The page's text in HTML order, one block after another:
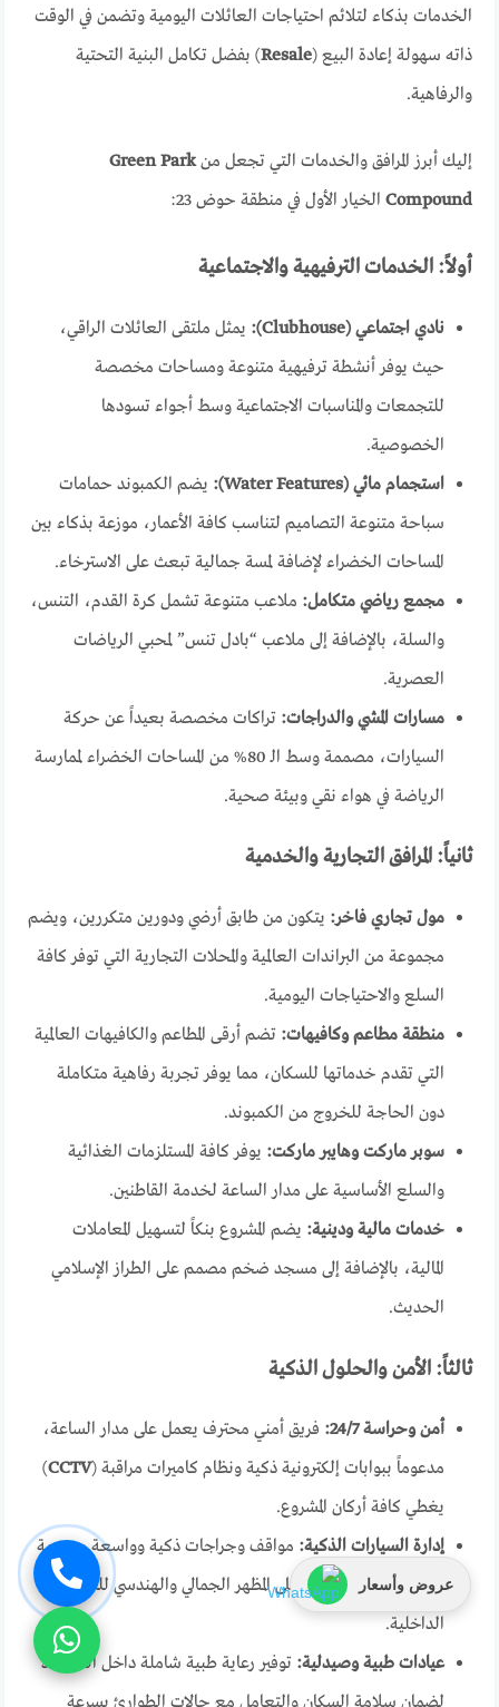
الخدمات بذكاء لتلائم احتياجات العائلات اليومية وتضمن في الوقت
ذاته سهولة إعادة البيع (Resale) بفضل تكامل البنية التحتية
والرفاهية.
إليك أبرز المرافق والخدمات التي تجعل منGreen Park
Compound الخيار الأول في منطقة حوض 23:
أولاً: الخدمات الترفيهية والاجتماعية
نادي اجتماعي (Clubhouse):
يمثل ملتقى العائلات الراقي،
حيث يوفر أنشطة ترفيهية متنوعة ومساحات مخصصة
للتجمعات والمناسبات الاجتماعية وسط أجواء تسودها
الخصوصية.
استجمام مائي (Water Features):
يضم الكمبوند حمامات
سباحة متنوعة التصاميم لتناسب كافة الأعمار، موزعة بذكاء بين
المساحات الخضراء لإضافة لمسة جمالية تبعث على الاسترخاء.
مجمع رياضي متكامل: ملاعب متنوعة تشمل كرة القدم، التنس،
والسلة، بالإضافة إلى ملاعب “بادل تنس” لمحبي الرياضات
العصرية.
مسارات المشي والدراجات: تراكات مخصصة بعيداً عن حركة
السيارات، مصممة وسط الـ 80% من المساحات الخضراء لممارسة
الرياضة في هواء نقي وبيئة صحية.
ثانياً: المرافق التجارية والخدمية
مول تجاري فاخر: يتكون من طابق أرضي ودورين متكررين، ويضم
مجموعة من البراندات العالمية والمحلات التجارية التي توفر كافة
السلع والاحتياجات اليومية.
منطقة مطاعم وكافيهات: تضم أرقى المطاعم والكافيهات العالمية
التي تقدم خدماتها للسكان، مما يوفر تجربة رفاهية متكاملة
دون الحاجة للخروج من الكمبوند.
سوبر ماركت وهايبر ماركت: يوفر كافة المستلزمات الغذائية
والسلع الأساسية على مدار الساعة لخدمة القاطنين.
خدمات مالية ودينية: يضم المشروع بنكاً لتسهيل المعاملات
المالية، بالإضافة إلى مسجد ضخم مصمم على الطراز الإسلامي
الحديث.
ثالثاً: الأمن والحلول الذكية
أمن وحراسة 24/7:
فريق أمني محترف يعمل على مدار الساعة،
مدعوماً ببوابات إلكترونية ذكية ونظام كاميرات مراقبة (CCTV
)
يغطي كافة أركان المشروع.
إدارة السيارات الذكية: مواقف وجراجات ذكية وواسعة مصممة
لمنع الازدحام والحفاظ على المظهر الجمالي والهندسي للشوارع
الداخلية.
عيادات طبية وصيدلية: توفير رعاية طبية شاملة داخل الكمبوند
عروض وأسعار